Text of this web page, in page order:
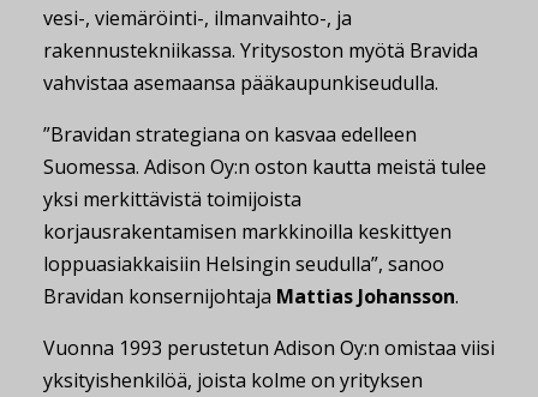
vesi-, viemäröinti-, ilmanvaihto-, ja
rakennustekniikassa. Yritysoston myötä Bravida
vahvistaa asemaansa pääkaupunkiseudulla.
”Bravidan strategiana on kasvaa edelleen
Suomessa. Adison Oy:n oston kautta meistä tulee
yksi merkittävistä toimijoista
korjausrakentamisen markkinoilla keskittyen
loppuasiakkaisiin Helsingin seudulla”, sanoo
Bravidan konsernijohtaja Mattias Johansson.
Vuonna 1993 perustetun Adison Oy:n omistaa viisi
yksityishenkilöä, joista kolme on yrityksen